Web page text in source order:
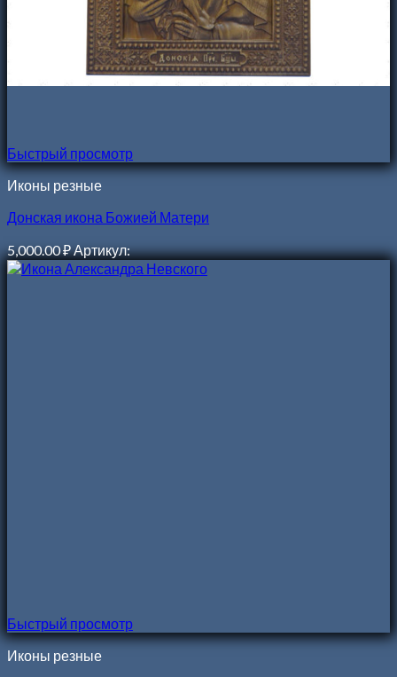
Быстрый просмотр
Иконы резные
Донская икона Божией Матери
5,000.00₽Артикул:
Быстрый просмотр
Иконы резные